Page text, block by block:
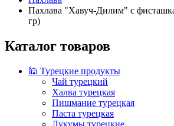
Пахлава "Хавуч-Дилим" с
гр)
Каталог товаров
🕌 Турецкие продукты
Чай турецкий
Халва турецкая
Пишмание турецкая
Паста турецкая
Лукумы турецкие